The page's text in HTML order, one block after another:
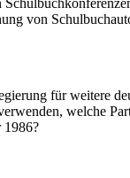
von
für weitere
welche
1986?